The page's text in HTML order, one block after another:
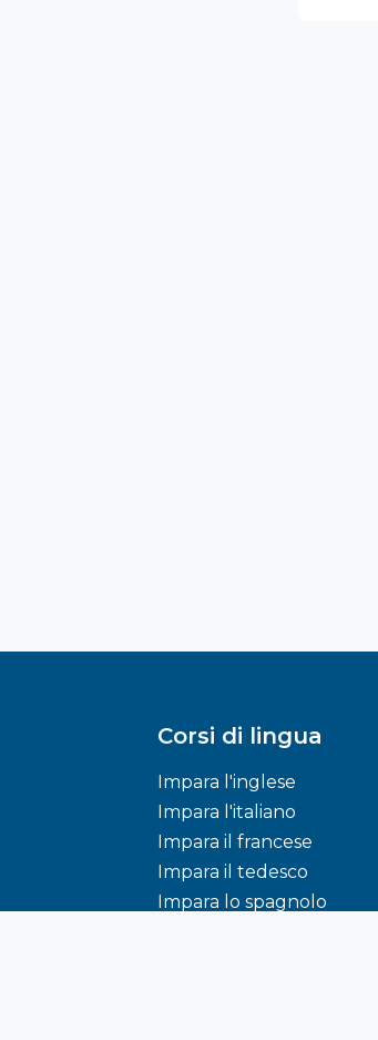
Corsi di lingua
Impara l'inglese
Impara l'italiano
Impara il francese
Impara il tedesco
Impara lo spagnolo